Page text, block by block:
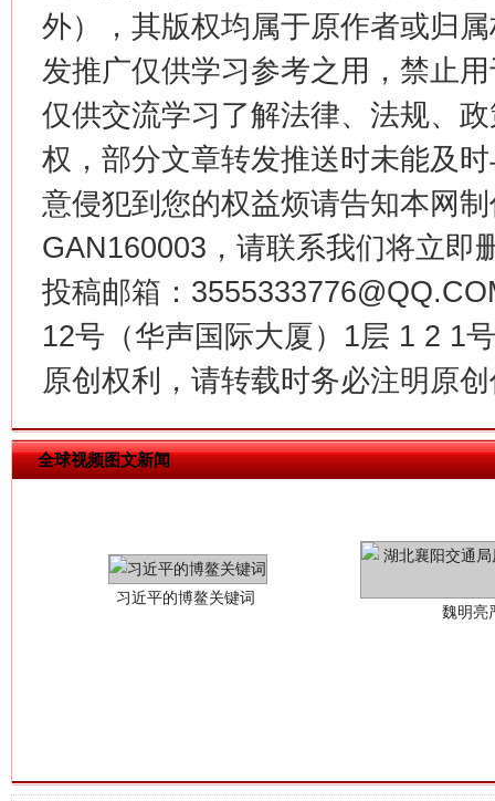
外），其版权均属于原作者或归
发推广仅供学习参考之用，禁止
仅供交流学习了解法律、法规、
权，部分文章转发推送时未能及
意侵犯到您的权益烦请告知本网
GAN160003，请联系我们将立即
投稿邮箱：
12号（华声国际大厦）1层 1 2 1
原创权利，请转载时务必注明原
全球视频图文新闻
在谋一域中谋全局
今
习近平的博鳌关键词
魏明亮